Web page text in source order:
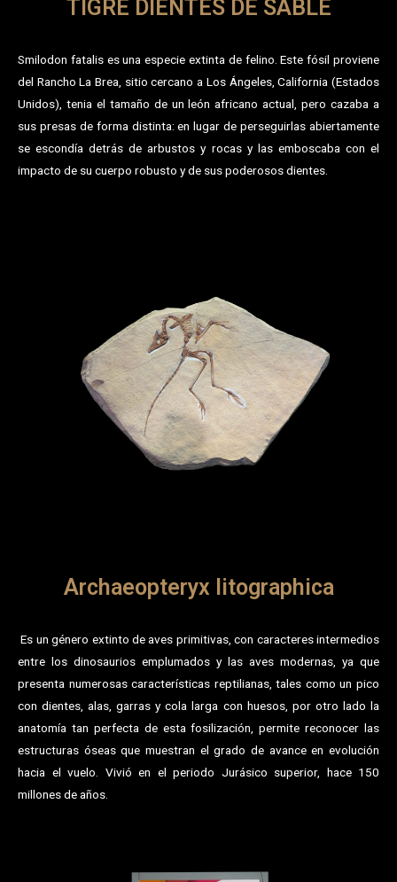
TIGRE DIENTES DE SABLE
Smilodon fatalis es una especie extinta de felino. Este fósil proviene
del Rancho La Brea, sitio cercano a Los Ángeles, California (Estados
Unidos), tenia el tamaño de un león africano actual, pero cazaba a
sus presas de forma distinta: en lugar de perseguirlas abiertamente
se escondía detrás de arbustos y rocas y las emboscaba con el
impacto de su cuerpo robusto y de sus poderosos dientes.
Archaeopteryx litographica
Es un género extinto de aves primitivas, con caracteres intermedios
entre los dinosaurios emplumados y las aves modernas, ya que
presenta numerosas características reptilianas, tales como un pico
con dientes, alas, garras y cola larga con huesos, por otro lado la
anatomía tan perfecta de esta fosilización, permite reconocer las
estructuras óseas que muestran el grado de avance en evolución
hacia el vuelo. Vivió en el periodo Jurásico superior, hace 150
millones de años.